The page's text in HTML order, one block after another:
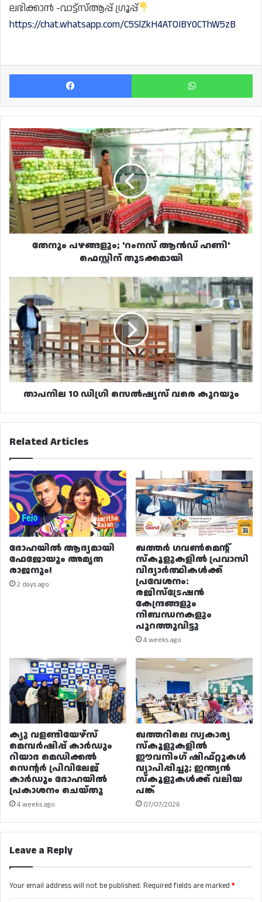
ലഭിക്കാൻ -വാട്ട്സ്ആപ്പ് ഗ്രൂപ്പ്
https://chat.whatsapp.com/C5SlZkH4ATOIBY0CThW5zB
Facebook
തേനും
പഴങ്ങളും;
'റംനസ്
ആൻഡ്
ഹണി'
ഫെസ്റ്റിന്
തുടക്കമായി
തേനും പഴങ്ങളും; 'റംനസ് ആൻഡ് ഹണി'
ഫെസ്റ്റിന് തുടക്കമായി
ഡിഗ്രി
സെൽഷ്യസ്
വരെ
കുറയും
താപനില 10 ഡിഗ്രി സെൽഷ്യസ് വരെ കുറയും
Related Articles
ദോഹയിൽ ആദ്യമായി
ഫേജോയും അമൃത
രാജനും!
2 days ago
ഖത്തർ ഗവൺമെന്റ്
സ്കൂളുകളിൽ പ്രവാസി
വിദ്യാർത്ഥികൾക്ക്
പ്രവേശനം:
രജിസ്ട്രേഷൻ
കേന്ദ്രങ്ങളും
നിബന്ധനകളും
പുറത്തുവിട്ടു
4 weeks ago
ക്യു വളണ്ടിയേഴ്‌സ്
മെമ്പർഷിപ്പ് കാർഡും
റിയാദ മെഡിക്കൽ
സെന്റർ പ്രിവിലേജ്
കാർഡും ദോഹയിൽ
പ്രകാശനം ചെയ്തു
4 weeks ago
ഖത്തറിലെ സ്വകാര്യ
സ്കൂളുകളിൽ
ഈവനിംഗ് ഷിഫ്റ്റുകൾ
വ്യാപിപ്പിച്ചു; ഇന്ത്യൻ
സ്കൂളുകൾക്ക് വലിയ
പങ്ക്
07/07/2026
Leave a Reply
Your email address will not be published. Required fields are marked *